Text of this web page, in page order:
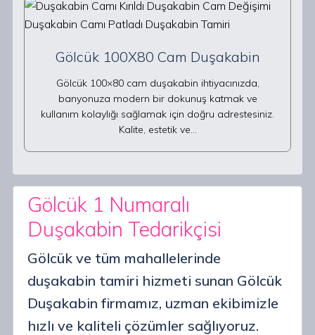
Gölcük 100X80 Cam Duşakabin
Gölcük 100×80 cam duşakabin ihtiyacınızda,
banyonuza modern bir dokunuş katmak ve
kullanım kolaylığı sağlamak için doğru adrestesiniz.
Kalite, estetik ve…
Gölcük 1 Numaralı
Duşakabin Tedarikçisi
Gölcük ve tüm mahallelerinde
duşakabin tamiri hizmeti sunan Gölcük
Duşakabin firmamız, uzman ekibimizle
hızlı ve kaliteli çözümler sağlıyoruz.